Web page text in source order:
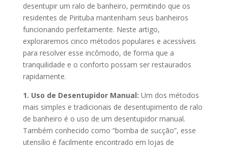
desentupir um ralo de banheiro, permitindo que os
residentes de Pirituba mantenham seus banheiros
funcionando perfeitamente. Neste artigo,
exploraremos cinco métodos populares e acessíveis
para resolver esse incômodo, de forma que a
tranquilidade e o conforto possam ser restaurados
rapidamente.
1. Uso de Desentupidor Manual: Um dos métodos
mais simples e tradicionais de desentupimento de ralo
de banheiro é o uso de um desentupidor manual.
Também conhecido como “bomba de sucção”, esse
utensílio é facilmente encontrado em lojas de